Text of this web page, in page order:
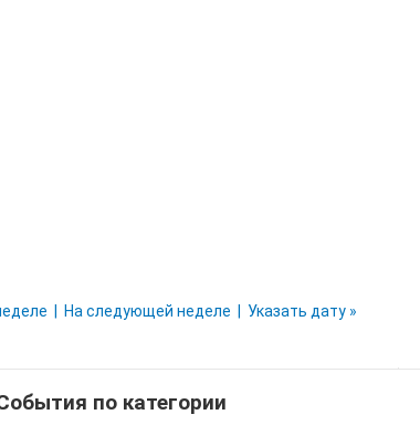
На следующей неделе Указать дату »
по категории